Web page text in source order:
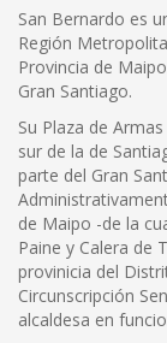
San Bernardo es
Región
Provincia de
Gran Santiago.
Su Plaza de
sur de la de
parte del Gran
de Maipo -de la
Paine y Calera de
provinicia del
Circunscripción
alcaldesa en